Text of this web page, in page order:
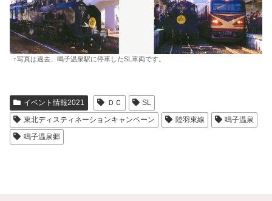
↑写真は過去、鳴子温泉駅に停車したSL車両です。
イベント情報2021 ＤＣ
SL
東北ディスティネーションキャンペーン
陸羽東線
鳴子温泉
鳴子温泉郷